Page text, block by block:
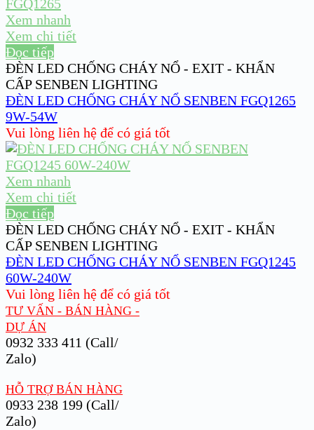
Xem nhanh
Xem chi tiết
Đọc tiếp
ĐÈN LED CHỐNG CHÁY NỔ - EXIT - KHẨN
CẤP SENBEN LIGHTING
ĐÈN LED CHỐNG CHÁY NỔ SENBEN FGQ1265
9W-54W
Vui lòng liên hệ để có giá tốt
Xem nhanh
Xem chi tiết
Đọc tiếp
ĐÈN LED CHỐNG CHÁY NỔ - EXIT - KHẨN
CẤP SENBEN LIGHTING
ĐÈN LED CHỐNG CHÁY NỔ SENBEN FGQ1245
60W-240W
Vui lòng liên hệ để có giá tốt
TƯ VẤN - BÁN HÀNG -
DỰ ÁN
0932 333 411 (Call/
Zalo)
HỖ TRỢ BÁN HÀNG
0933 238 199 (Call/
Zalo)